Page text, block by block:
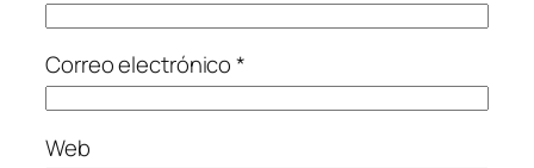
Correo electrónico*
Web